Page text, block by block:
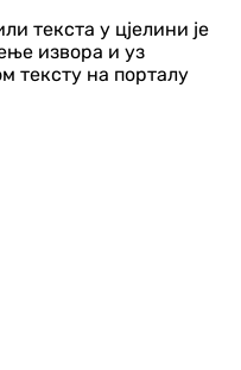
текста у цјелини је
извора и уз
тексту на порталу